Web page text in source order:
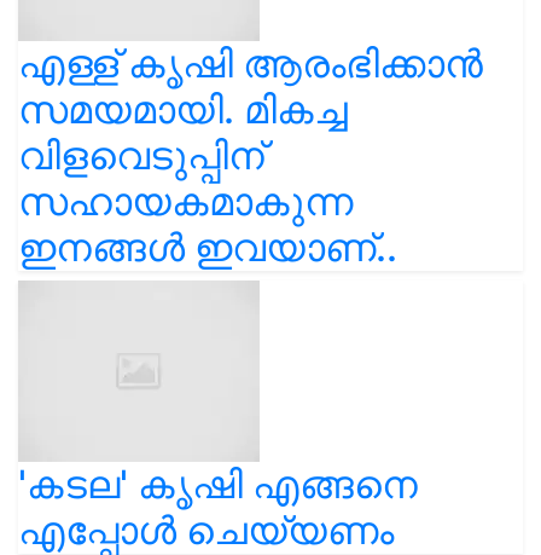
എള്ള് കൃഷി ആരംഭിക്കാൻ
സമയമായി. മികച്ച
വിളവെടുപ്പിന്
സഹായകമാകുന്ന
ഇനങ്ങൾ ഇവയാണ്..
'കടല' കൃഷി എങ്ങനെ
എപ്പോൾ ചെയ്യണം